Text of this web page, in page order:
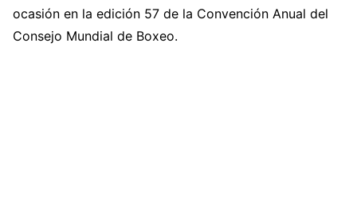
ocasión en la edición 57 de la Convención Anual del
Consejo Mundial de Boxeo.